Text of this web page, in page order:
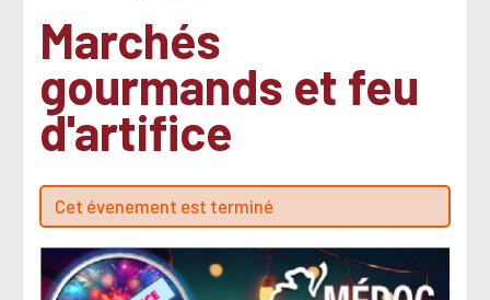
Marchés
gourmands et feu
d'artifice
Cet évenement est terminé